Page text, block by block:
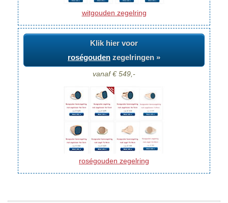
witgouden zegelring
Klik hier voor
roségouden zegelringen »
vanaf € 549,-
roségouden zegelring